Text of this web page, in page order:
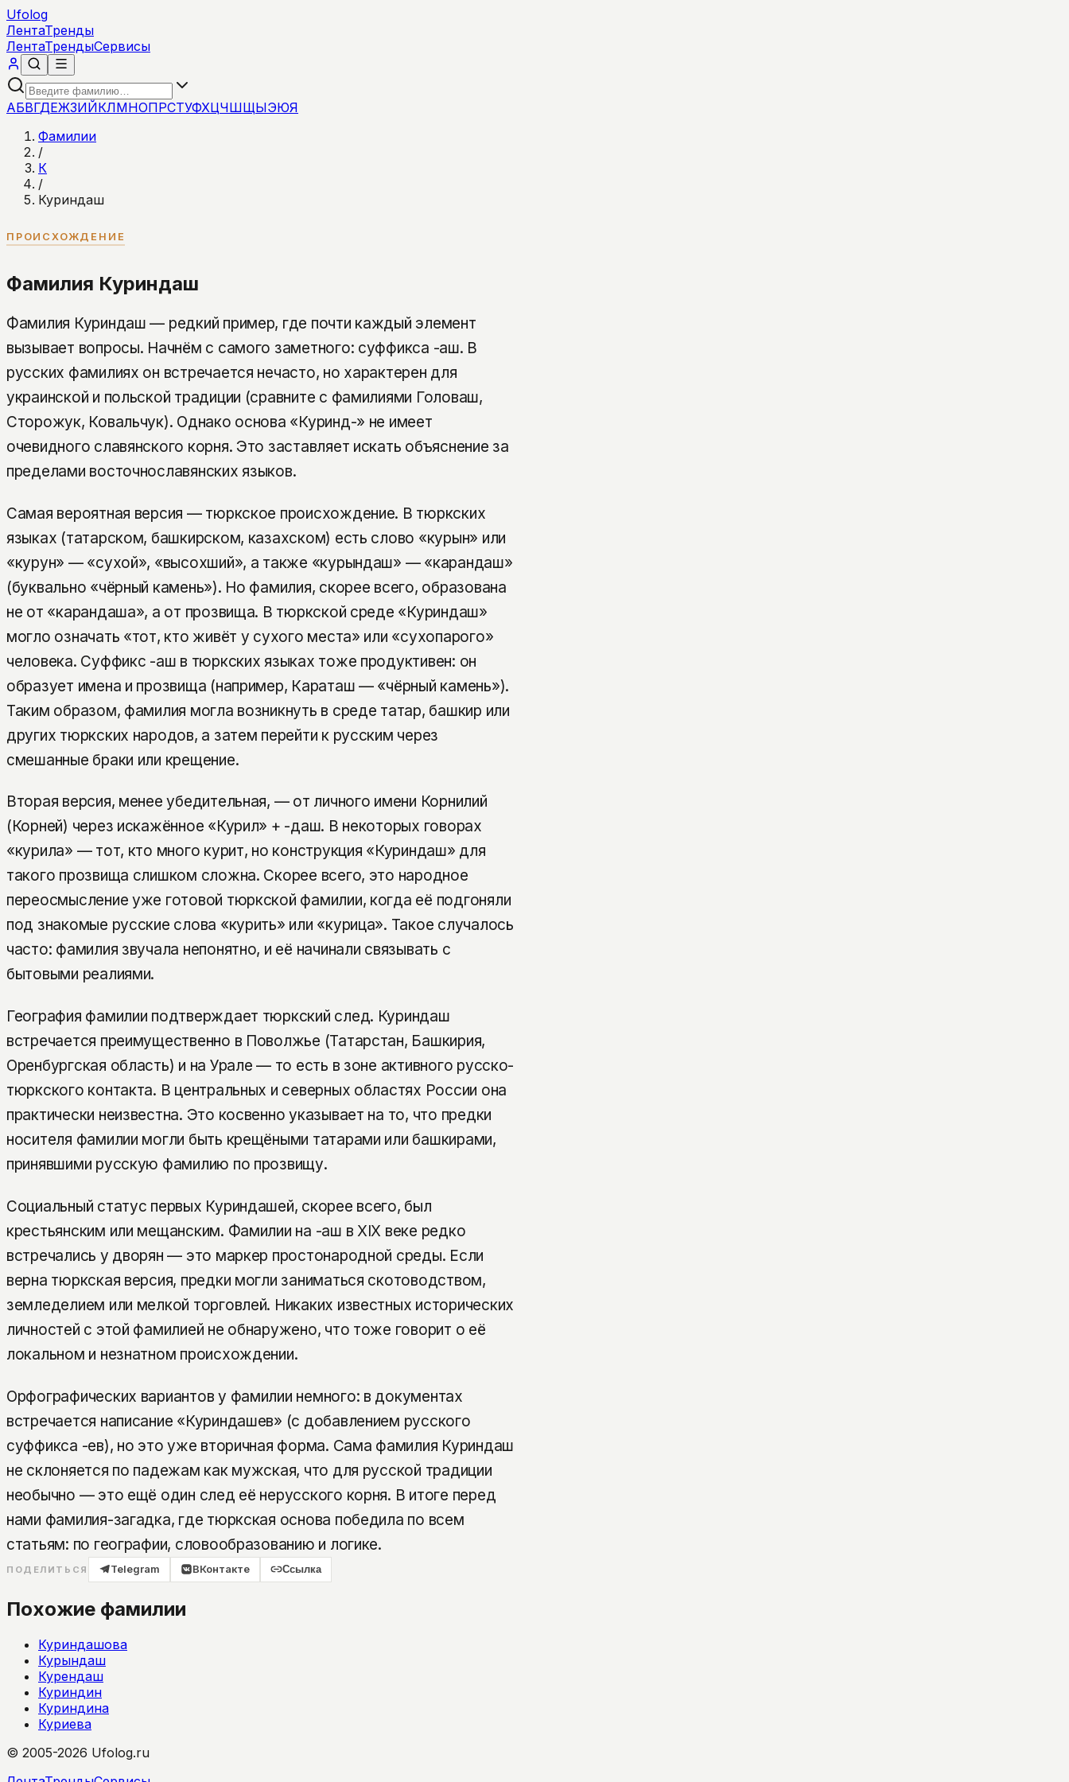
Ufolog
ЛентаТренды
ЛентаТрендыСервисы
АБВГДЕЖЗИЙКЛМНОПРСТУФХЦЧШЩЫЭЮЯ
Фамилии
/
К
/
Куриндаш
ПРОИСХОЖДЕНИЕ
Фамилия Куриндаш
Фамилия Куриндаш — редкий пример, где почти каждый элемент
вызывает вопросы. Начнём с самого заметного: суффикса -аш. В
русских фамилиях он встречается нечасто, но характерен для
украинской и польской традиции (сравните с фамилиями Головаш,
Сторожук, Ковальчук). Однако основа «Куринд-» не имеет
очевидного славянского корня. Это заставляет искать объяснение за
пределами восточнославянских языков.
Самая вероятная версия — тюркское происхождение. В тюркских
языках (татарском, башкирском, казахском) есть слово «курын» или
«курун» — «сухой», «высохший», а также «курындаш» — «карандаш»
(буквально «чёрный камень»). Но фамилия, скорее всего, образована
не от «карандаша», а от прозвища. В тюркской среде «Куриндаш»
могло означать «тот, кто живёт у сухого места» или «сухопарого»
человека. Суффикс -аш в тюркских языках тоже продуктивен: он
образует имена и прозвища (например, Караташ — «чёрный камень»).
Таким образом, фамилия могла возникнуть в среде татар, башкир или
других тюркских народов, а затем перейти к русским через
смешанные браки или крещение.
Вторая версия, менее убедительная, — от личного имени Корнилий
(Корней) через искажённое «Курил» + -даш. В некоторых говорах
«курила» — тот, кто много курит, но конструкция «Куриндаш» для
такого прозвища слишком сложна. Скорее всего, это народное
переосмысление уже готовой тюркской фамилии, когда её подгоняли
под знакомые русские слова «курить» или «курица». Такое случалось
часто: фамилия звучала непонятно, и её начинали связывать с
бытовыми реалиями.
География фамилии подтверждает тюркский след. Куриндаш
встречается преимущественно в Поволжье (Татарстан, Башкирия,
Оренбургская область) и на Урале — то есть в зоне активного русско-
тюркского контакта. В центральных и северных областях России она
практически неизвестна. Это косвенно указывает на то, что предки
носителя фамилии могли быть крещёными татарами или башкирами,
принявшими русскую фамилию по прозвищу.
Социальный статус первых Куриндашей, скорее всего, был
крестьянским или мещанским. Фамилии на -аш в XIX веке редко
встречались у дворян — это маркер простонародной среды. Если
верна тюркская версия, предки могли заниматься скотоводством,
земледелием или мелкой торговлей. Никаких известных исторических
личностей с этой фамилией не обнаружено, что тоже говорит о её
локальном и незнатном происхождении.
Орфографических вариантов у фамилии немного: в документах
встречается написание «Куриндашев» (с добавлением русского
суффикса -ев), но это уже вторичная форма. Сама фамилия Куриндаш
не склоняется по падежам как мужская, что для русской традиции
необычно — это ещё один след её нерусского корня. В итоге перед
нами фамилия-загадка, где тюркская основа победила по всем
статьям: по географии, словообразованию и логике.
ПОДЕЛИТЬСЯ Telegram ВКонтакте Ссылка
Похожие фамилии
Куриндашова
Курындаш
Курендаш
Куриндин
Куриндина
Куриева
© 2005-2026 Ufolog.ru